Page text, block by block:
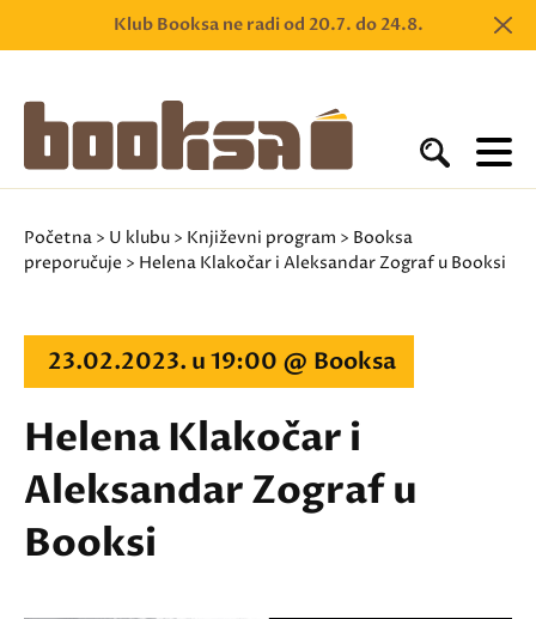
Klub Booksa ne radi od 20.7. do 24.8.
Početna > U klubu > Književni program > Booksa
preporučuje > Helena Klakočar i Aleksandar Zograf u Booksi
23.02.2023. u 19:00 @ Booksa
Helena Klakočar i
Aleksandar Zograf u
Booksi